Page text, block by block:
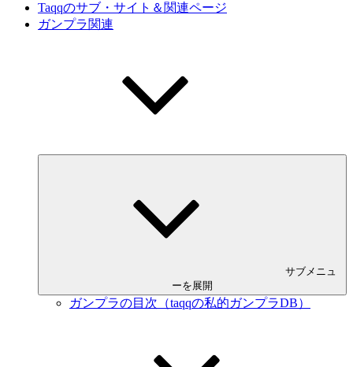
Taqqのサブ・サイト＆関連ページ
ガンプラ関連
サブメニュ
ーを展開
ガンプラの目次（taqqの私的ガンプラDB）